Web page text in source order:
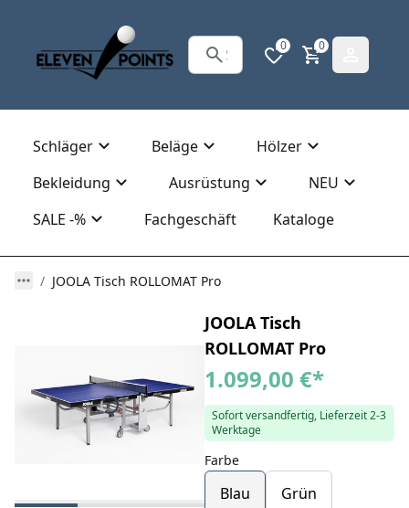
0 0
Schläger Beläge
Hölzer
Bekleidung
Ausrüstung
NEU
SALE -%
Fachgeschäft Kataloge
JOOLA Tisch ROLLOMAT Pro
JOOLA Tisch
ROLLOMAT Pro
1.099,00 €*
Sofort versandfertig, Lieferzeit 2-3
Werktage
Farbe
Blau Grün